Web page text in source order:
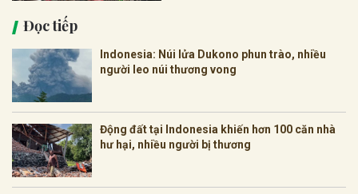
Đọc tiếp
Indonesia: Núi lửa Dukono phun trào, nhiều
người leo núi thương vong
Động đất tại Indonesia khiến hơn 100 căn nhà
hư hại, nhiều người bị thương